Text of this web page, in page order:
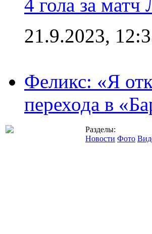
4 гола за матч
21.9.2023,
Феликс: «Я
перехода в
Разделы:
Новости Фото